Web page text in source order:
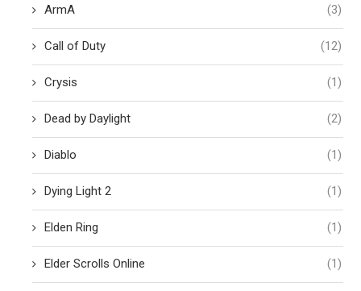
ArmA (3)
Call of Duty (12)
Crysis (1)
Dead by Daylight (2)
Diablo (1)
Dying Light 2 (1)
Elden Ring (1)
Elder Scrolls Online (1)